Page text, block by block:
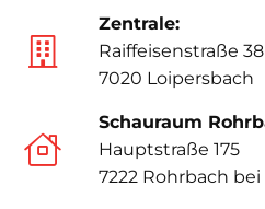
Zentrale:
Raiffeisenstraße 38
7020 Loipersbach
Schauraum
Hauptstraße 175
7222 Rohrbach